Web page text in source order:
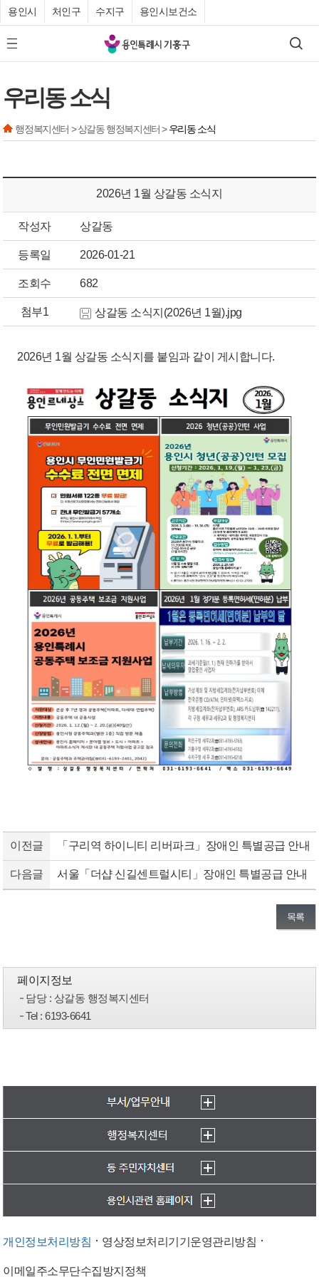
용인시 처인구 수지구 용인시보건소
모바일 메뉴 버튼
기
흥
청
검색
우리동 소식
행정복지센터 > 상갈동 행정복지센터 >우리동 소식
2026년 1월 상갈동 소식지
작성자 상갈동
등록일 2026-01-21
조회수 682
첨부1 상갈동 소식지(2026년 1월).jpg
2026년 1월 상갈동 소식지를 붙임과 같이 게시합니다.
이전글 「구리역 하이니티 리버파크」장애인 특별공급 안내
다음글 서울「더샵 신길센트럴시티」장애인 특별공급 안내
목록
페이지정보
담당: 상갈동 행정복지센터
Tel: 6193-6641
개인정보처리방침 영상정보처리기기운영관리방침
이메일주소무단수집방지정책